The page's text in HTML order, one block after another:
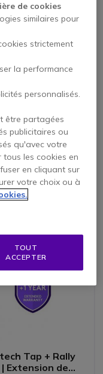
maintenance
pour Poly
€
€
Tap + Rally
| Extension de
de cookies
similaires pour
strictement
la performance
personnalisés.
être partagées
publicitaires ou
qu'avec votre
tous les cookies en
en cliquant sur
votre choix ou à
TOUT
ACCEPTER